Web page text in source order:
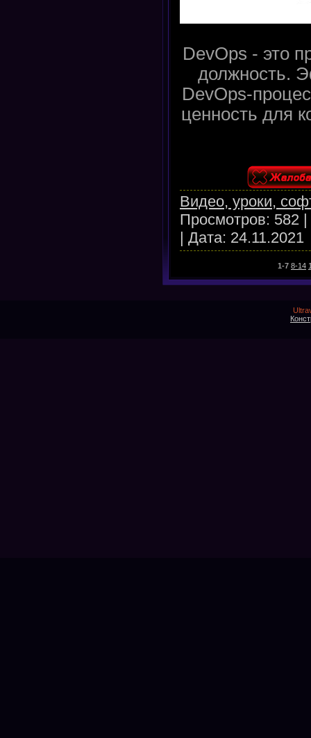
DevOps - это
должность.
DevOps-
ценность для
Видео, уроки,
Просмотров: 582
Дата: 24.11.2021
1-7 8-14